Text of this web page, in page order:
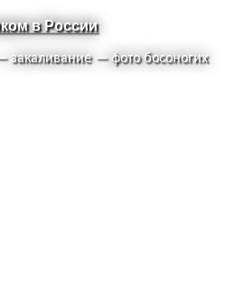
в России
закаливание — фото босоногих